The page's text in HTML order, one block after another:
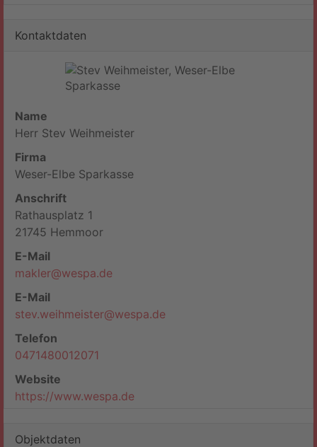
Kontaktdaten
Name
Herr Stev Weihmeister
Firma
Weser-Elbe Sparkasse
Anschrift
Rathausplatz 1
21745 Hemmoor
E-Mail
makler@wespa.de
E-Mail
stev.weihmeister@wespa.de
Telefon
0471480012071
Website
https://www.wespa.de
Objektdaten